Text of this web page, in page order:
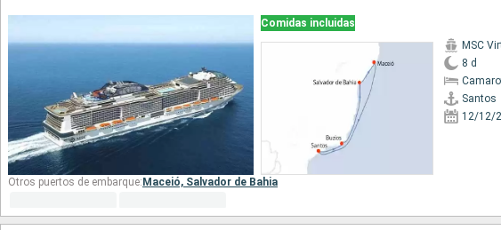
Comidas incluidas
MSC
8 d
Santos
12/12/
Otros puertos de embarque: Maceió, Salvador de Bahia